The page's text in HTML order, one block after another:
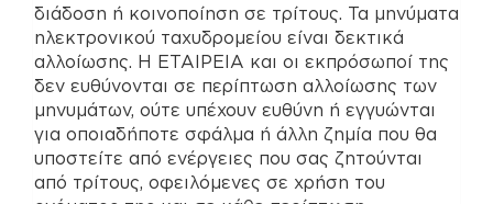
διάδοση ή κοινοποίηση σε τρίτους. Τα μηνύματα
ηλεκτρονικού ταχυδρομείου είναι δεκτικά
αλλοίωσης. Η ΕΤΑΙΡΕΙΑ και οι εκπρόσωποί της
δεν ευθύνονται σε περίπτωση αλλοίωσης των
μηνυμάτων, ούτε υπέχουν ευθύνη ή εγγυώνται
για οποιαδήποτε σφάλμα ή άλλη ζημία που θα
υποστείτε από ενέργειες που σας ζητούνται
από τρίτους, οφειλόμενες σε χρήση του